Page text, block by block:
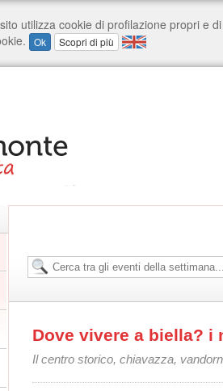
Dove vivere a biella?
Il centro storico, chiavazza,